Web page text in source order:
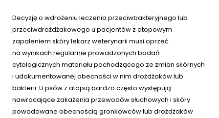
Decyzję o wdrożeniu leczenia przeciwbakteryjnego lub
przeciwdrożdżakowego u pacjentów z atopowym
zapaleniem skóry lekarz weterynarii musi oprzeć
na wynikach regularnie prowadzonych badań
cytologicznych materiału pochodzącego ze zmian skórnych
i udokumentowanej obecności w nim drożdżaków lub
bakterii. U psów z atopią bardzo często występują
nawracające zakażenia przewodów słuchowych i skóry
powodowane obecnością gronkowców lub drożdżaków